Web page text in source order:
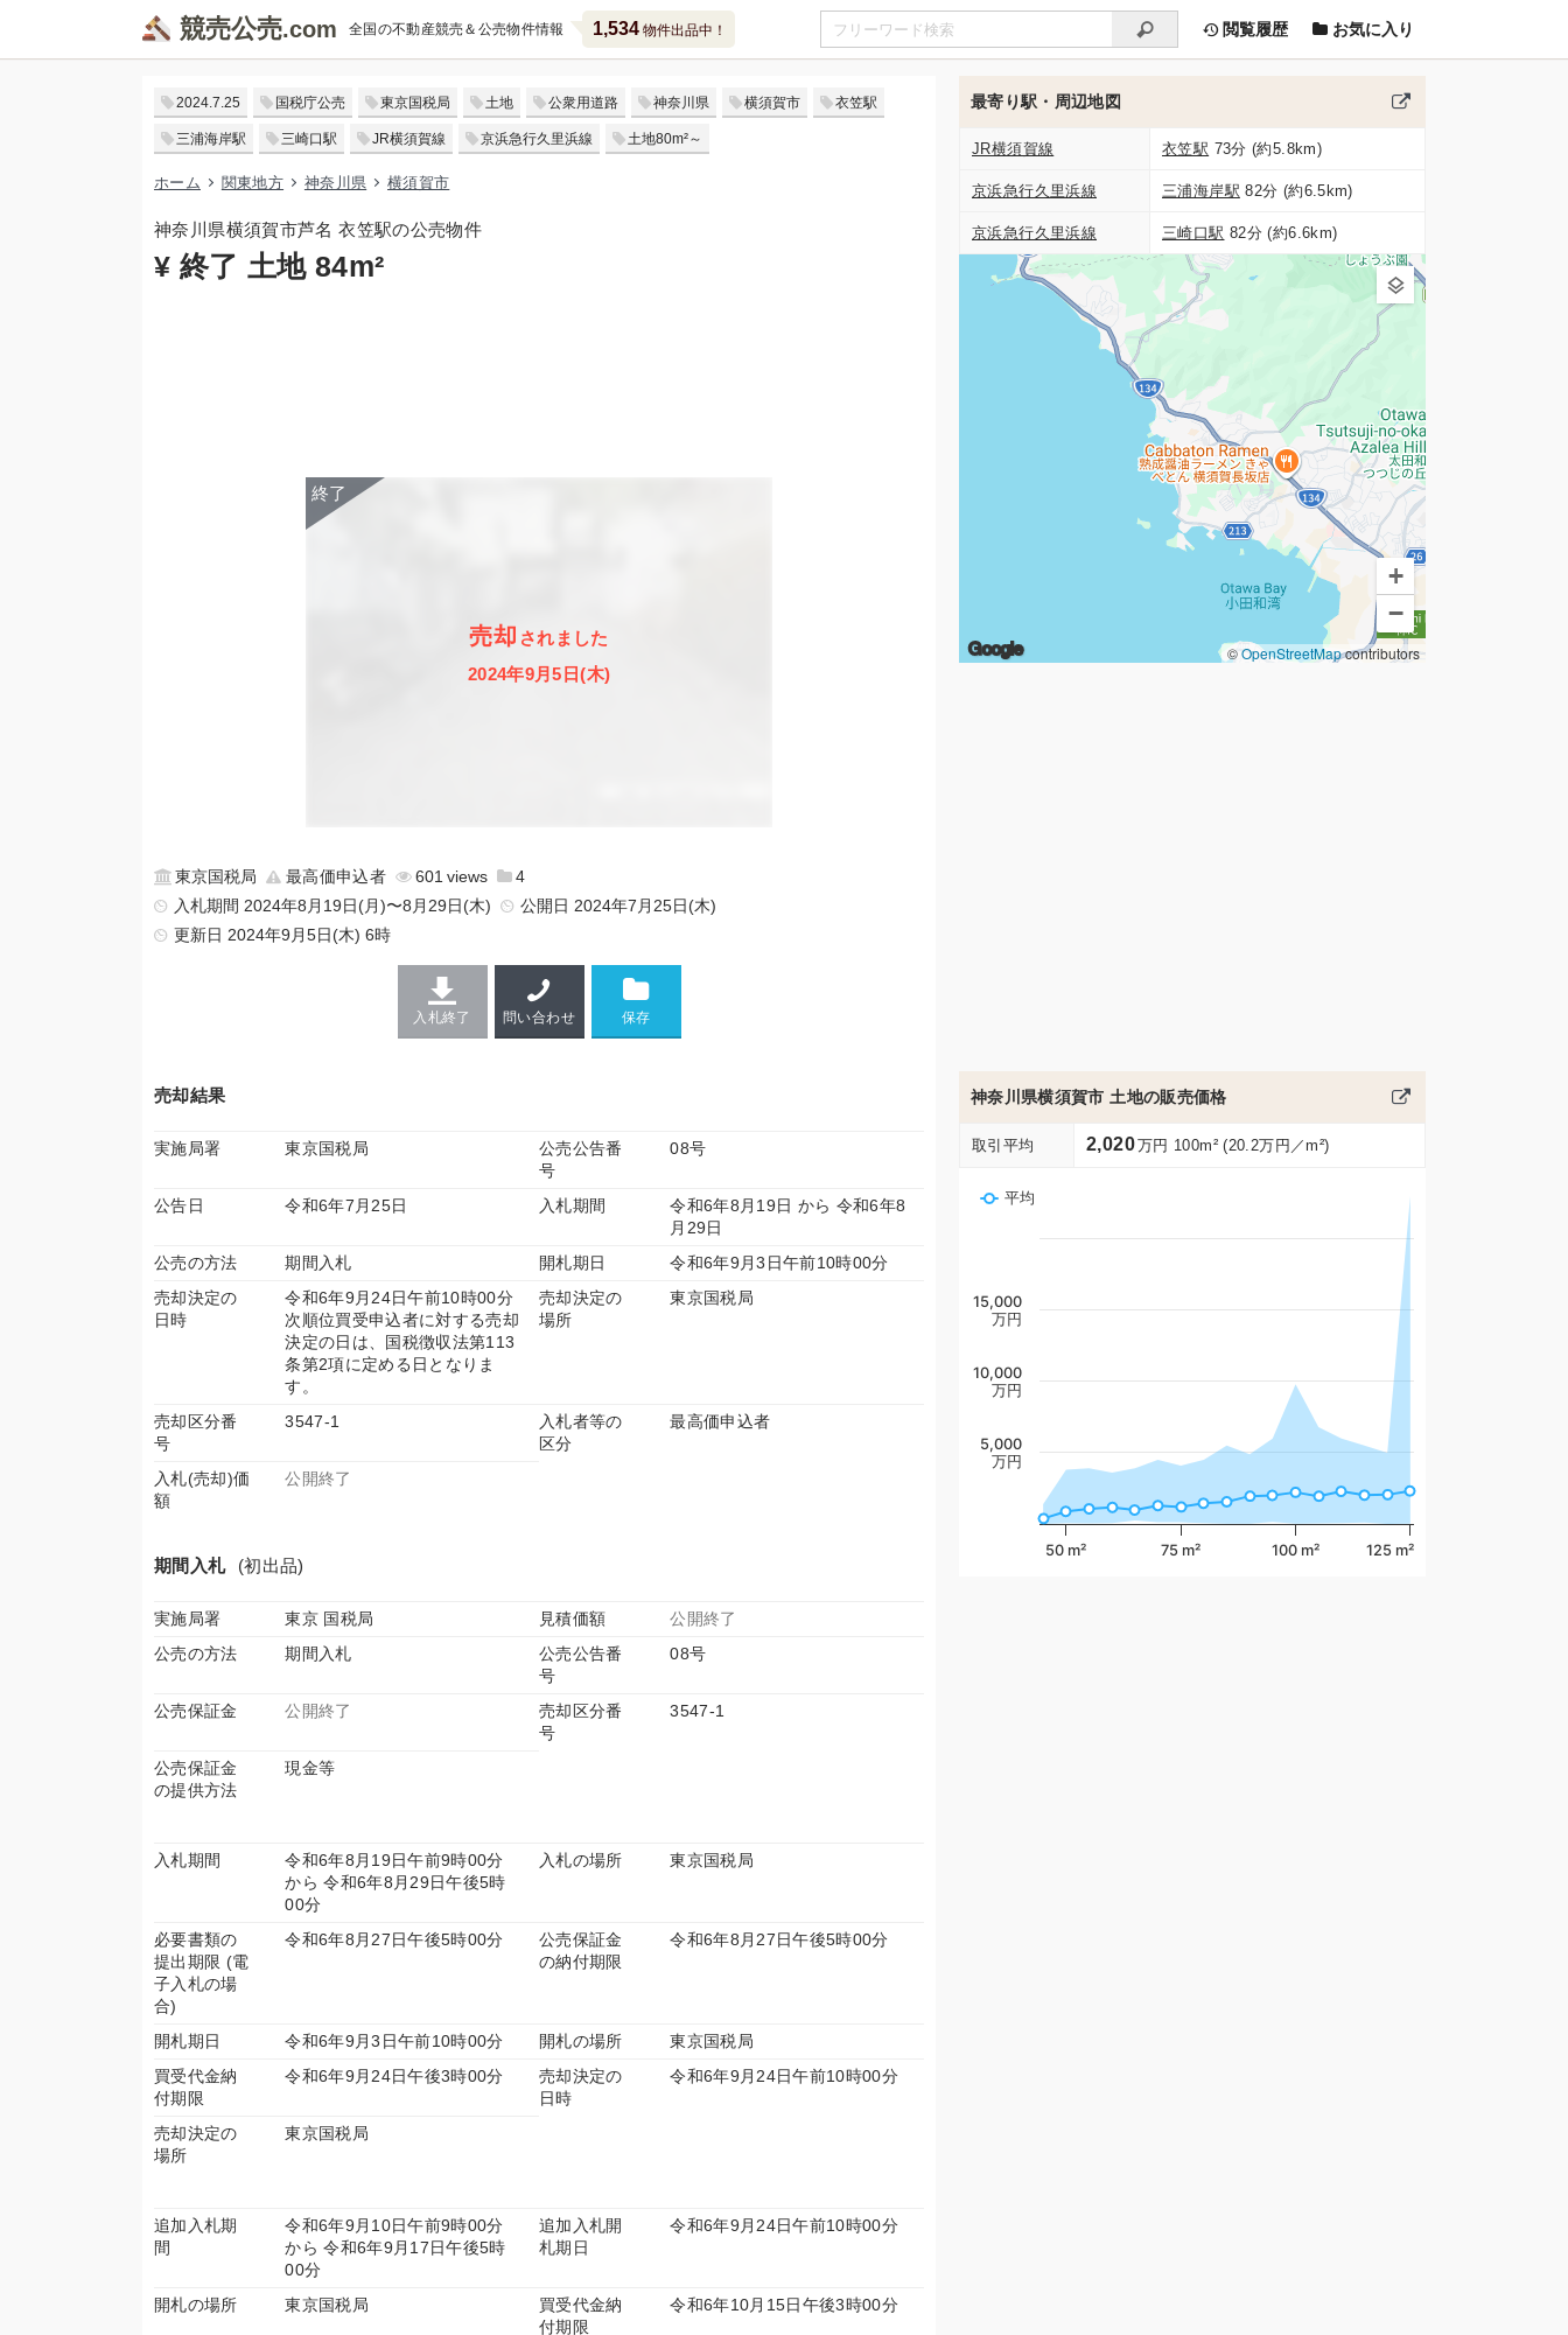
競売公売 全国の不動産競売＆公売物件情報 1,534物件出品中！ 閲覧履歴 お気に入り
2024.7.25 国税庁公売 東京国税局 土地 公衆用道路 神奈川県 横須賀市 衣笠駅
三浦海岸駅 三崎口駅 JR横須賀線 京浜急行久里浜線 土地80m²～
ホーム 関東地方 神奈川県 横須賀市
神奈川県横須賀市芦名 衣笠駅の公売物件
¥ 終了 土地 84m²
売却 されました
2024年9月5日(木)
東京国税局 最高価申込者 601
4
入札期間 2024年8月19日(月)〜8月29日(木)
公開日 2024年7月25日(木)
更新日 2024年9月5日(木) 6時
入札終了 問い合わせ
売却結果
実施局署 東京国税局
公売公告番
号
08号
公告日 令和6年7月25日 入札期間
令和6年8月19日 から 令和6年8
月29日
公売の方法
期間入札 開札期日
令和6年9月3日午前10時00分
売却決定の
日時
令和6年9月24日午前10時00分
次順位買受申込者に対する売却
決定の日は、国税徴収法第113
条第2項に定める日となりま
す。
売却決定の
場所
東京国税局
売却区分番
号
3547-1
入札者等の
区分
最高価申込者
入札(売却)価
額
公開終了
期間入札 (初出品)
実施局署 東京 国税局 見積価額
公開終了
公売の方法
期間入札
公売公告番
号
08号
公売保証金 公開終了
売却区分番
号
3547-1
公売保証金
の提供方法
現金等
入札期間
令和6年8月19日午前9時00分
から 令和6年8月29日午後5時
00分
入札の場所 東京国税局
必要書類の
提出期限 (電
子入札の場
合)
令和6年8月27日午後5時00分
公売保証金
の納付期限
令和6年8月27日午後5時00分
開札期日 令和6年9月3日午前10時00分 開札の場所
東京国税局
買受代金納
付期限
令和6年9月24日午後3時00分
売却決定の
日時
令和6年9月24日午前10時00分
売却決定の
場所
東京国税局
追加入札期
間
令和6年9月10日午前9時00分
から 令和6年9月17日午後5時
00分
追加入札開
札期日
令和6年9月24日午前10時00分
開札の場所 東京国税局
買受代金納
付期限
令和6年10月15日午後3時00分
最寄り駅・周辺地図
JR横須賀線 衣笠駅 73分 (約5.8km)
京浜急行久里浜線 三浦海岸駅 82分 (約6.5km)
京浜急行久里浜線 三崎口駅 82分 (約6.6km)
Google
+
−
©OpenStreetMapcontributors
神奈川県横須賀市 土地の販売価格
取引平均 2,020万円 100m² (20.2万円／m²)
平均
100 m²
50 m² 75 m² 125 m²
5,000
万円
10,000
万円
15,000
万円